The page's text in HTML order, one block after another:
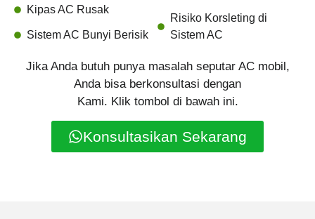
Kipas AC Rusak
Sistem AC Bunyi Berisik
Risiko Korsleting di
Sistem AC
Jika Anda butuh punya masalah seputar AC mobil,
Anda bisa berkonsultasi dengan
Kami. Klik tombol di bawah ini.
Konsultasikan Sekarang